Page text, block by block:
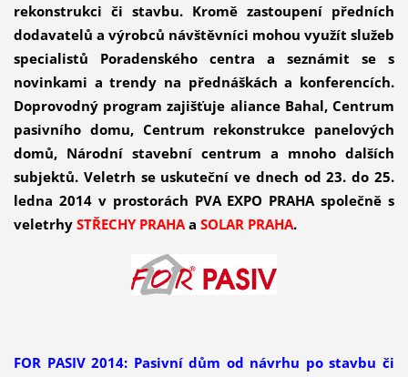
rekonstrukci či stavbu. Kromě zastoupení předních
dodavatelů a výrobců návštěvníci mohou využít služeb
specialistů Poradenského centra a seznámit se s
novinkami a trendy na přednáškách a konferencích.
Doprovodný program zajišťuje aliance Bahal, Centrum
pasivního domu, Centrum rekonstrukce panelových
domů, Národní stavební centrum a mnoho dalších
subjektů. Veletrh se uskuteční ve dnech od 23. do 25.
ledna 2014 v prostorách PVA EXPO PRAHA společně s
veletrhy STŘECHY PRAHAa SOLAR PRAHA.
FOR PASIV 2014: Pasivní dům od návrhu po stavbu či